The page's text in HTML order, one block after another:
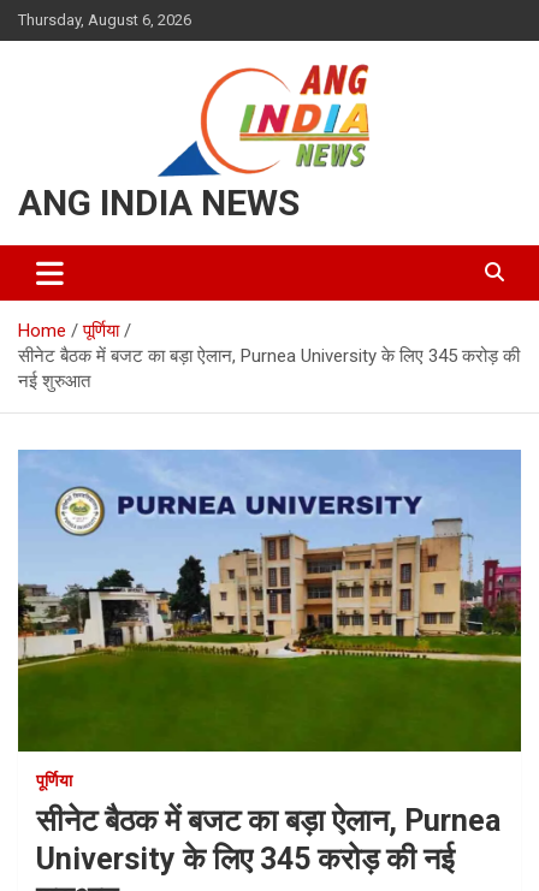
Skip
to
Thursday, August 6, 2026
ANG INDIA NEWS
Home
पूर्णिया
सीनेट बैठक में बजट का बड़ा ऐलान, Purnea University के लिए 345 करोड़ की
नई शुरुआत
पूर्णिया
सीनेट बैठक में बजट का बड़ा ऐलान, Purnea
University के लिए 345 करोड़ की नई